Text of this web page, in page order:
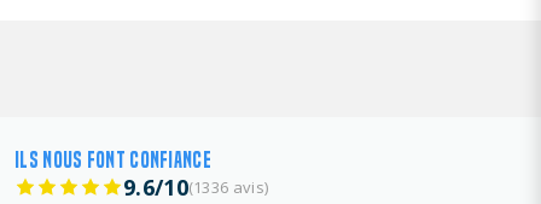
ILS NOUS FONT CONFIANCE
9.6/10(1336 avis)